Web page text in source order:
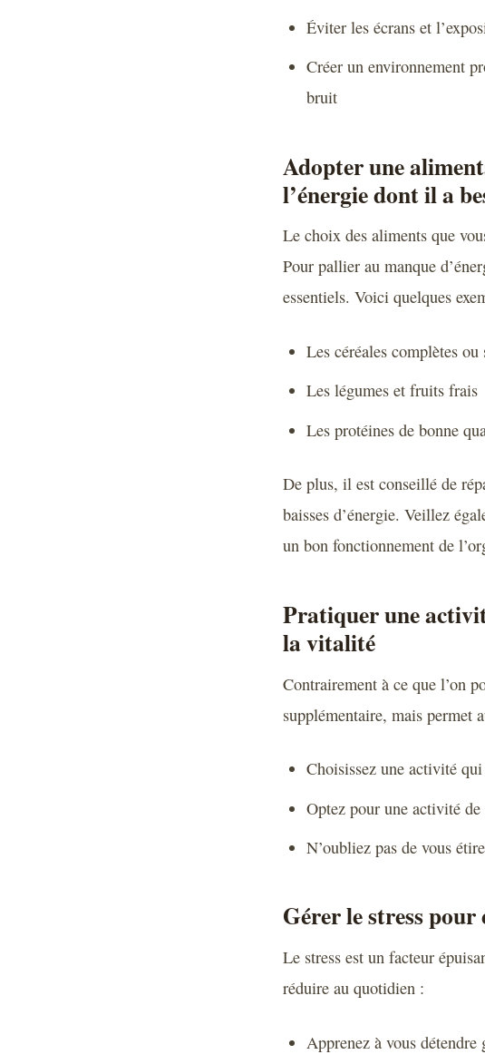
Éviter les écrans et
Créer un environnement
bruit
Adopter une
l’énergie dont il a
Le choix des aliments que
Pour pallier au manque
essentiels. Voici quelques
Les céréales complètes
Les légumes et fruits frais
Les protéines de bonne
De plus, il est conseillé de
baisses d’énergie. Veillez
un bon fonctionnement de
Pratiquer une
la vitalité
Contrairement à ce que l’on
supplémentaire, mais permet
Choisissez une activité
Optez pour une activité
N’oubliez pas de vous
Gérer le stress
Le stress est un facteur
réduire au quotidien :
Apprenez à vous